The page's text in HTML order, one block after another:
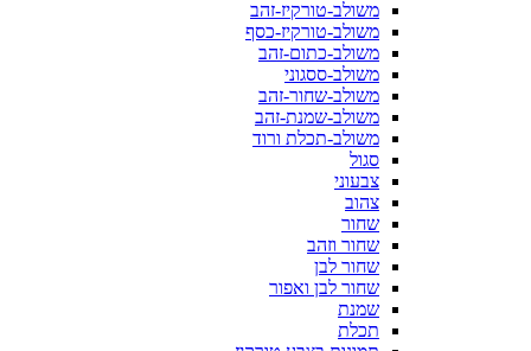
משולב-טורקיז-זהב
משולב-טורקיז-כסף
משולב-כתום-זהב
משולב-ססגוני
משולב-שחור-זהב
משולב-שמנת-זהב
משולב-תכלת ורוד
סגול
צבעוני
צהוב
שחור
שחור וזהב
שחור לבן
שחור לבן ואפור
שמנת
תכלת